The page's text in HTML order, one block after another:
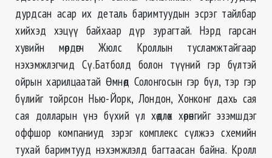
дурдсан асар их деталь баримтуудын эсрэг тайлбар
хийхэд хэцүү байхаар дүр зурагтай. Нэрд гарсан
хувийн мөрдөгч Жюлс Кроллын тусламжтайгаар
нэхэмжлэгчид Сү.Батболд болон түүний гэр бүлтэй
ойрын харилцаатай Өмнөд Солонгосын гэр бүл, тэр гэр
бүлийг тойрсон Нью-Йорк, Лондон, Хонконг дахь сая
сая долларын үнэ бүхий үл хөдлөх хөрөнгийг эзэмшдэг
оффшор компаниуд зэрэг комплекс сүлжээ схемийн
тухай баримтууд нэхэмжлэлд багтаасан байна. Кролл